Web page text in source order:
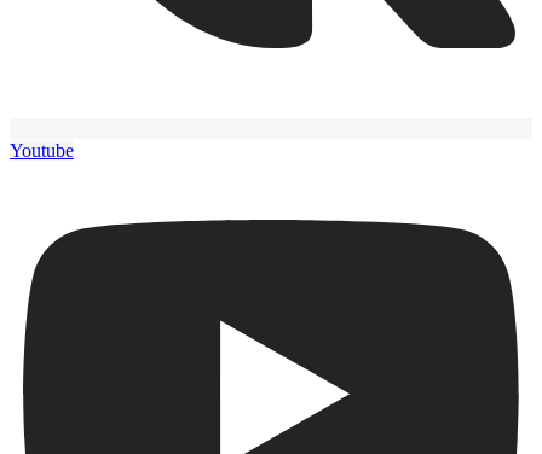
Youtube